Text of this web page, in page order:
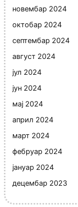
новембар 2024
октобар 2024
септембар 2024
август 2024
јул 2024
јун 2024
мај 2024
април 2024
март 2024
фебруар 2024
јануар 2024
децембар 2023